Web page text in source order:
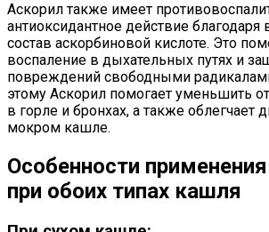
Аскорил также имеет
антиоксидантное действие
состав аскорбиновой кислоте. Это
воспаление в дыхательных путях и
повреждений свободными
этому Аскорил помогает уменьшить
в горле и бронхах, а также облегчает
мокром кашле.
Особенности
при обоих типах кашля